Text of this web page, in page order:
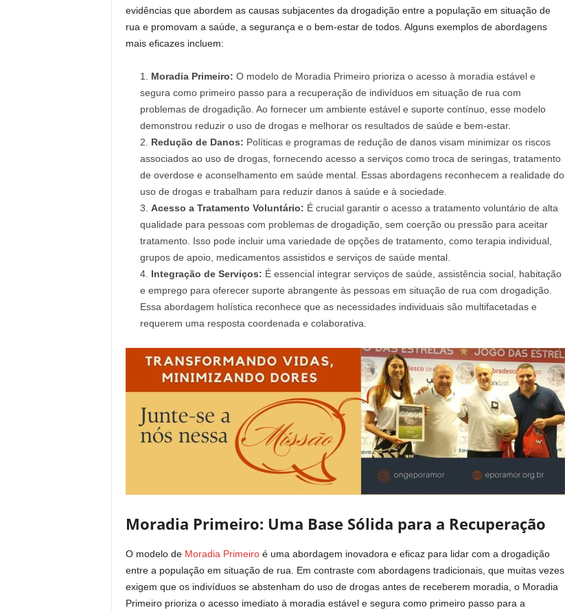
evidências que abordem as causas subjacentes da drogadição entre a população em situação de
rua e promovam a saúde, a segurança e o bem-estar de todos. Alguns exemplos de abordagens
mais eficazes incluem:
Moradia Primeiro: O modelo de Moradia Primeiro prioriza o acesso à moradia estável e
segura como primeiro passo para a recuperação de indivíduos em situação de rua com
problemas de drogadição. Ao fornecer um ambiente estável e suporte contínuo, esse modelo
demonstrou reduzir o uso de drogas e melhorar os resultados de saúde e bem-estar.
Redução de Danos: Políticas e programas de redução de danos visam minimizar os riscos
associados ao uso de drogas, fornecendo acesso a serviços como troca de seringas, tratamento
de overdose e aconselhamento em saúde mental. Essas abordagens reconhecem a realidade do
uso de drogas e trabalham para reduzir danos à saúde e à sociedade.
Acesso a Tratamento Voluntário: É crucial garantir o acesso a tratamento voluntário de alta
qualidade para pessoas com problemas de drogadição, sem coerção ou pressão para aceitar
tratamento. Isso pode incluir uma variedade de opções de tratamento, como terapia individual,
grupos de apoio, medicamentos assistidos e serviços de saúde mental.
Integração de Serviços: É essencial integrar serviços de saúde, assistência social, habitação
e emprego para oferecer suporte abrangente às pessoas em situação de rua com drogadição.
Essa abordagem holística reconhece que as necessidades individuais são multifacetadas e
requerem uma resposta coordenada e colaborativa.
Moradia Primeiro: Uma Base Sólida para a Recuperação
O modelo de Moradia Primeiroé uma abordagem inovadora e eficaz para lidar com a drogadição
entre a população em situação de rua. Em contraste com abordagens tradicionais, que muitas vezes
exigem que os indivíduos se abstenham do uso de drogas antes de receberem moradia, o Moradia
Primeiro prioriza o acesso imediato à moradia estável e segura como primeiro passo para a